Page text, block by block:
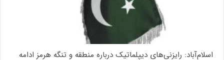
اسلام‌آباد: رایزنی‌های دیپلماتیک درباره منطقه و تنگه هرمز ادامه